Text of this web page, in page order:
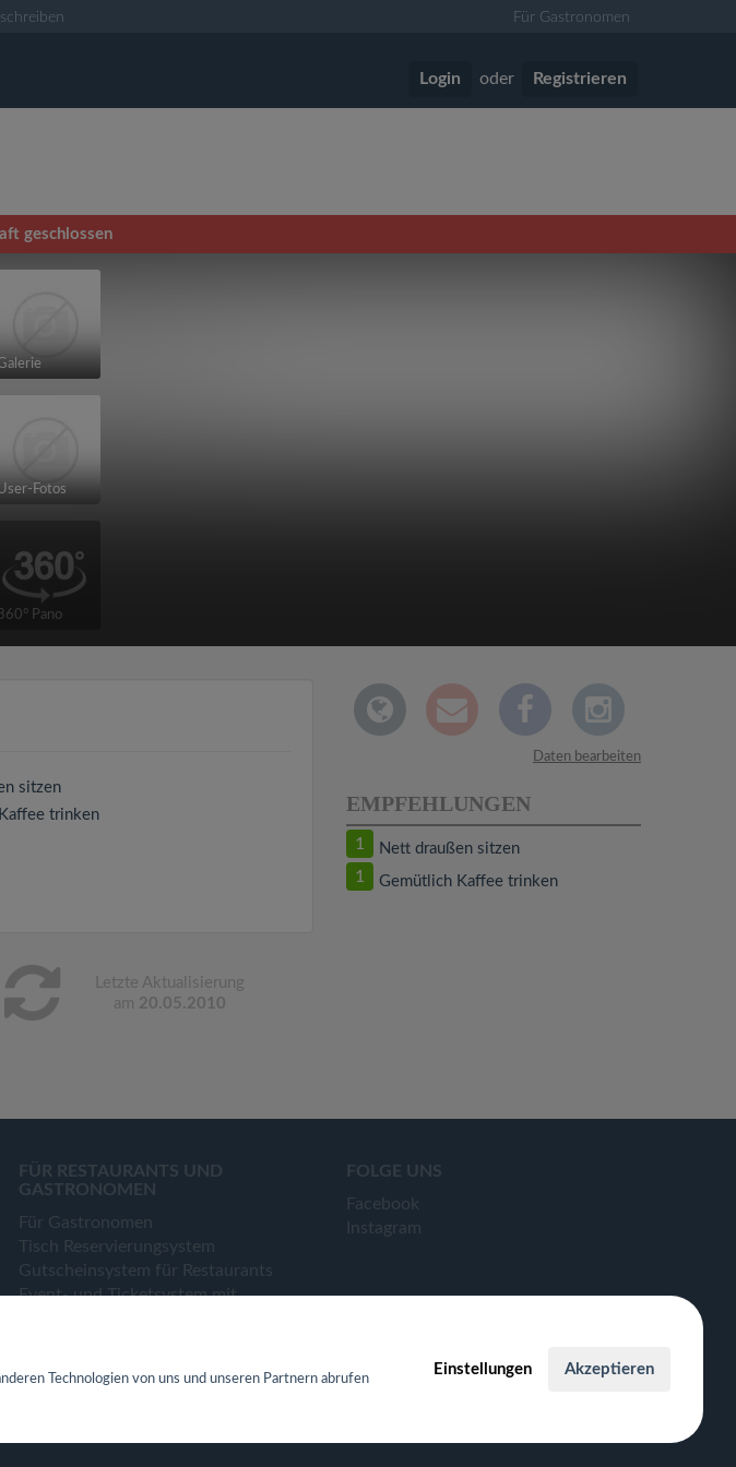
Für Gastronomen
Login oder Registrieren
geschlossen
Fotos
Pano
sitzen
trinken
Letzte Aktualisierung
am 20.05.2010
Daten bearbeiten
EMPFEHLUNGEN
1 Nett draußen sitzen
1 Gemütlich Kaffee trinken
FÜR RESTAURANTS UND
GASTRONOMEN
Für Gastronomen
Tisch Reservierungsystem
Gutscheinsystem für Restaurants
Event- und Ticketsystem mit
Webseiten für Restaurant
FOLGE UNS
Facebook
Instagram
Technologien von uns und unseren Partnern abrufen
Einstellungen Akzeptieren